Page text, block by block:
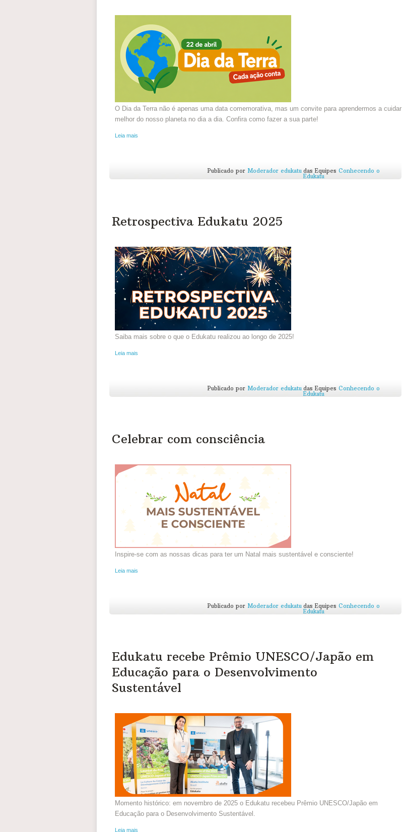
O Dia da Terra não é apenas uma data comemorativa, mas um convite para aprendermos a cuidar
melhor do nosso planeta no dia a dia. Confira como fazer a sua parte!
Leia mais
Publicado por Moderador edukatu das Equipes Conhecendo o
Edukatu
Retrospectiva Edukatu 2025
Saiba mais sobre o que o Edukatu realizou ao longo de 2025!
Leia mais
Publicado por Moderador edukatu das Equipes Conhecendo o
Edukatu
Celebrar com consciência
Inspire-se com as nossas dicas para ter um Natal mais sustentável e consciente!
Leia mais
Publicado por Moderador edukatu das Equipes Conhecendo o
Edukatu
Edukatu recebe Prêmio UNESCO/Japão em
Educação para o Desenvolvimento
Sustentável
Momento histórico: em novembro de 2025 o Edukatu recebeu Prêmio UNESCO/Japão em
Educação para o Desenvolvimento Sustentável.
Leia mais